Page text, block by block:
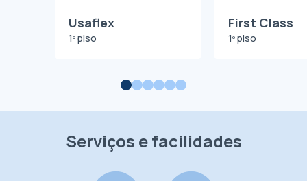
Usaflex
1º piso
First Class
1º piso
Serviços e facilidades